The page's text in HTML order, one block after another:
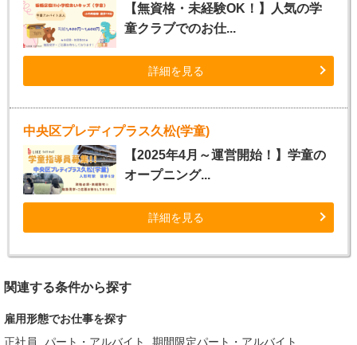
【無資格・未経験OK！】人気の学
童クラブでのお仕...
詳細を見る
中央区プレディプラス久松(学童)
【2025年4月～運営開始！】学童の
オープニング...
詳細を見る
関連する条件から探す
雇用形態でお仕事を探す
正社員
パート・アルバイト 期間限定パート・アルバイト